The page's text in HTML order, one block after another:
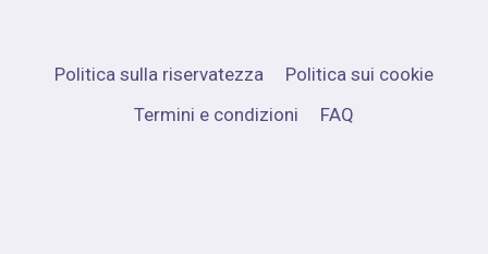
Politica sulla riservatezza
Politica sui cookie
Termini e condizioni
FAQ